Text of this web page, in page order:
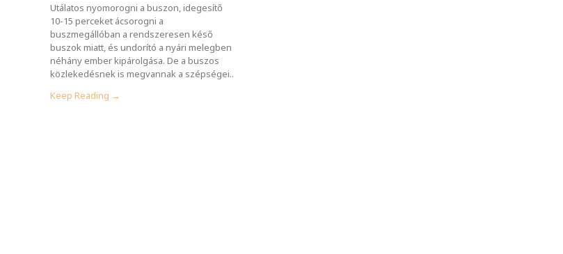
Utálatos nyomorogni a buszon, idegesítő
10-15 perceket ácsorogni a
buszmegállóban a rendszeresen késő
buszok miatt, és undorító a nyári melegben
néhány ember kipárolgása. De a buszos
közlekedésnek is megvannak a szépségei..
Keep Reading →